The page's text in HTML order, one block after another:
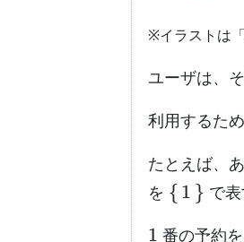
※イラストは
ユーザは、
利用するた
たとえば、
を
{1}
で表
1
番の予約